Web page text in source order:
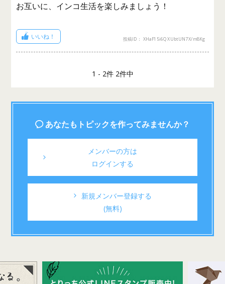
お互いに、インコ生活を楽しみましょう！
いいね！ 投稿ID： XHaF15i6QXUbtUN7X/m8Kg
1 - 2件 2件中
あなたもトピックを作ってみませんか？
メンバーの方は
ログインする
新規メンバー登録する
(無料)